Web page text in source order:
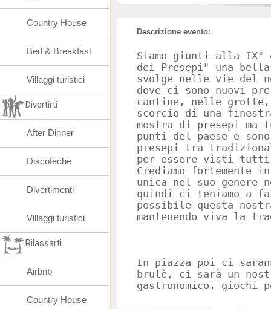
Descrizione evento:
Siamo giunti alla IX°
dei Presepi" una
svolge nelle vie del
dove ci sono nuovi
cantine, nelle
scorcio di una
mostra di presepi
punti del paese e
presepi tra
per essere visti tutti
Crediamo fortemente
unica nel suo
quindi ci teniamo a
possibile questa
mantenendo viva la
In piazza poi ci
brulè, ci sarà un
gastronomico,
Country House
Bed & Breakfast
Villaggi turistici
Divertirti
After Dinner
Discoteche
Divertimenti
Villaggi turistici
Rilassarti
Airbnb
Country House